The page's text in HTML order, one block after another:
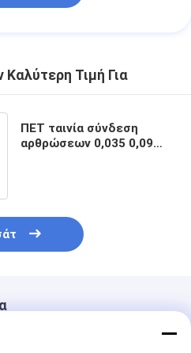
Τιμή Για
ΠΕΤ ταινία σύνδεση
αρθρώσεων 0,035 0,09